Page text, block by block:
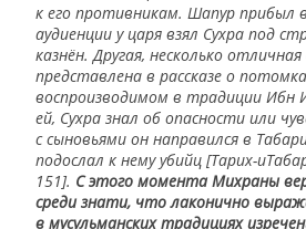
к его противникам. Шапур прибыл
аудиенции у царя взял Сухра под
казнён. Другая, несколько
представлена в рассказе о
воспроизводимом в традиции Ибн
ей, Сухра знал об опасности или
с сыновьями он направился в
подослал к нему убийц [Тарих-
151]. С этого момента Михраны
среди знати, что лаконично
в мусульманских традициях